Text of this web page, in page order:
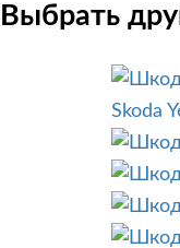
Выбрать
Skoda